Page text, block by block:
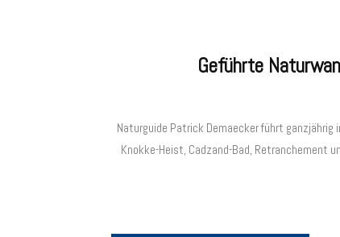
Geführte
Naturguide Patrick Demaecker führt
Knokke-Heist, Cadzand-Bad, Retranchement